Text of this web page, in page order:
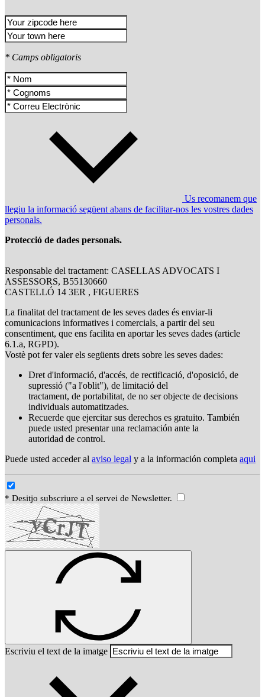
* Camps obligatoris
Us recomanem que
llegiu la informació següent abans de facilitar-nos les vostres dades
personals.
Protecció de dades personals.
Responsable del tractament: CASELLAS ADVOCATS I
ASSESSORS, B55130660
CASTELLÓ 14 3ER , FIGUERES
La finalitat del tractament de les seves dades és enviar-li
comunicacions informatives i comercials, a partir del seu
consentiment, que ens facilita en aportar les seves dades (article
6.1.a, RGPD).
Vostè pot fer valer els següents drets sobre les seves dades:
Dret d'informació, d'accés, de rectificació, d'oposició, de
supressió ("a l'oblit"), de limitació del
tractament, de portabilitat, de no ser objecte de decisions
individuals automatitzades.
Recuerde que ejercitar sus derechos es gratuito. También
puede usted presentar una reclamación ante la
autoridad de control.
Puede usted acceder al aviso legal y a la información completa aqui
* Desitjo subscriure a el servei de Newsletter.
Escriviu el text de la imatge